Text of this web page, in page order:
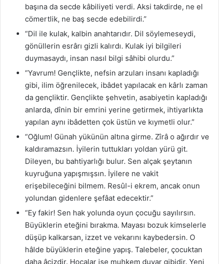
başına da secde kâbiliyeti verdi. Aksi takdirde, ne el
cömertlik, ne baş secde edebilirdi.”
“Dil ile kulak, kalbin anahtarıdır. Dil söylemeseydi,
gönüllerin esrârı gizli kalırdı. Kulak iyi bilgileri
duymasaydı, insan nasıl bilgi sâhibi olurdu.”
“Yavrum! Gençlikte, nefsin arzuları insanı kapladığı
gibi, ilim öğrenilecek, ibâdet yapılacak en kârlı zaman
da gençliktir. Gençlikte şehvetin, asabiyetin kapladığı
anlarda, dînin bir emrini yerine getirmek, ihtiyarlıkta
yapılan aynı ibâdetten çok üstün ve kıymetli olur.”
“Oğlum! Günah yükünün altına girme. Zîrâ o ağırdır ve
kaldıramazsın. İyilerin tuttukları yoldan yürü git.
Dileyen, bu bahtiyarlığı bulur. Sen alçak şeytanın
kuyruğuna yapışmışsın. İyilere ne vakit
erişebileceğini bilmem. Resûl-i ekrem, ancak onun
yolundan gidenlere şefâat edecektir.”
“Ey fakir! Sen hak yolunda oyun çocuğu sayılırsın.
Büyüklerin eteğini bırakma. Mayası bozuk kimselerle
düşüp kalkarsan, izzet ve vekarını kaybedersin. O
hâlde büyüklerin eteğine yapış. Talebeler, çocuktan
daha âcizdir. Hocalar ise muhkem duvar gibidir. Yeni